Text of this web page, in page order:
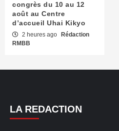
congrès du 10 au 12
août au Centre
d’accueil Uhai Kikyo
2 heures ago
Rédaction
RMBB
LA REDACTION